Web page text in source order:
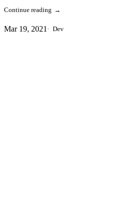
Continue reading →
Mar 19, 2021 Dev